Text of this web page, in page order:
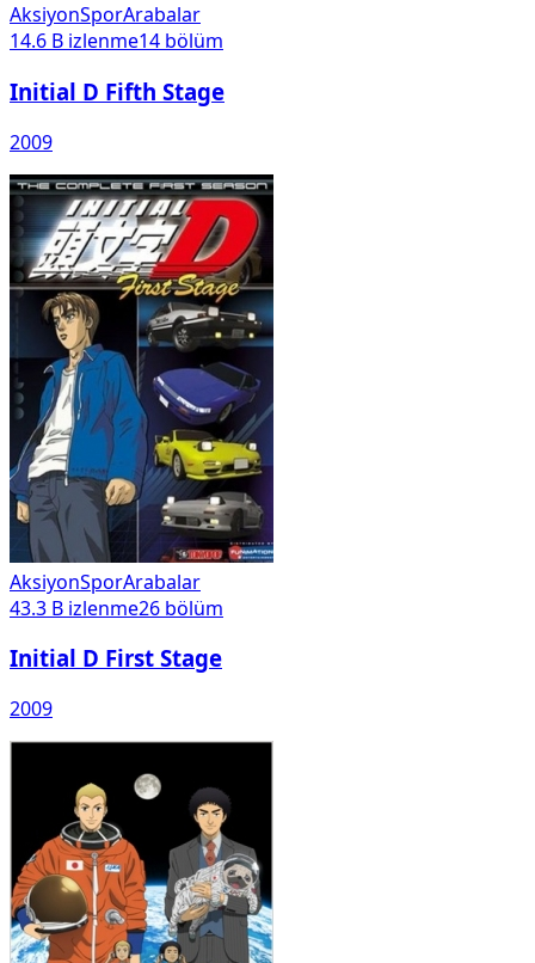
AksiyonSporArabalar
14.6 B izlenme14 bölüm
Initial D Fifth Stage
2009
AksiyonSporArabalar
43.3 B izlenme26 bölüm
Initial D First Stage
2009